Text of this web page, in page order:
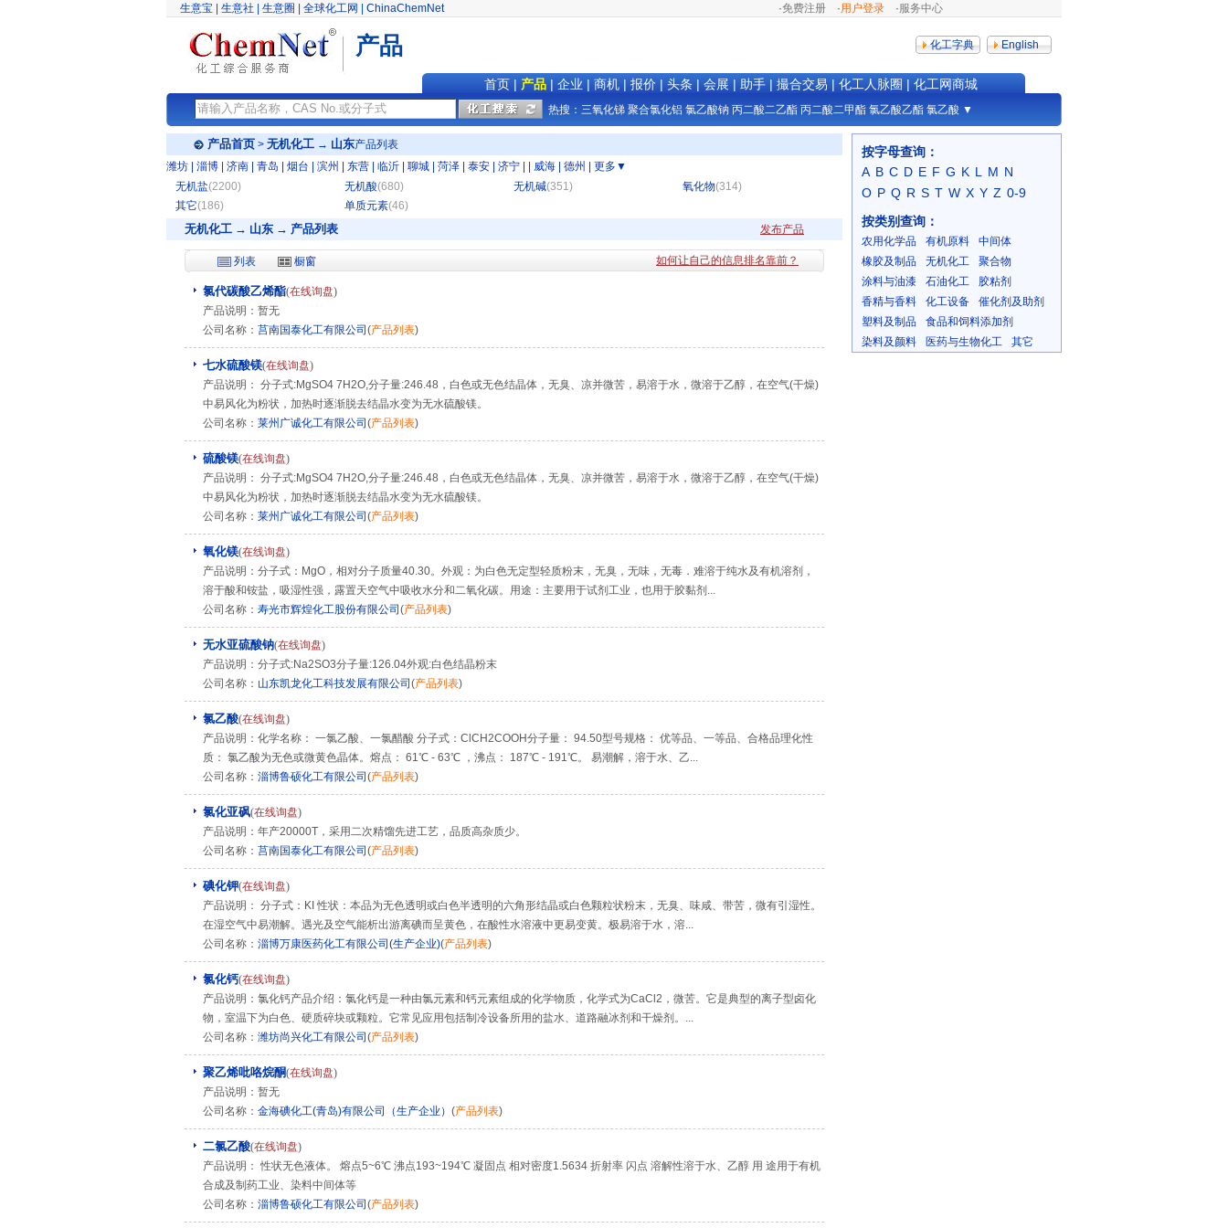
生意宝 生意社 生意圈 全球化工网 ChinaChemNet ·免费注册 ·用户登录 ·服务中心
产品 化工字典 English
首页| 产品| 企业 | 商机| 报价| 头条 | 会展 | 助手| 撮合交易 | 化工人脉圈 | 化工网商城
热搜： 三氧化锑 聚合氯化铝 氯乙酸钠 丙二酸二乙酯 丙二酸二甲酯 氯乙酸乙酯 氯乙酸 ▼
产品首页 > 无机化工 → 山东产品列表
潍坊
淄博 济南 青岛 烟台 滨州 东营 临沂 聊城 菏泽 泰安 济宁 威海 德州
更多▼
无机盐(2200) 无机酸(680) 无机碱(351) 氧化物(314)
其它(186) 单质元素(46)
无机化工 → 山东 → 产品列表 发布产品
列表 橱窗 如何让自己的信息排名靠前？
氯代碳酸乙烯酯(在线询盘)
产品说明：暂无
公司名称： 莒南国泰化工有限公司 (产品列表)
七水硫酸镁(在线询盘)
产品说明： 分子式:MgSO4 7H2O,分子量:246.48，白色或无色结晶体，无臭、凉并微苦，易溶于水，微溶于乙醇，在空气(干燥)
中易风化为粉状，加热时逐渐脱去结晶水变为无水硫酸镁。
公司名称： 莱州广诚化工有限公司 (产品列表)
硫酸镁(在线询盘)
产品说明： 分子式:MgSO4 7H2O,分子量:246.48，白色或无色结晶体，无臭、凉并微苦，易溶于水，微溶于乙醇，在空气(干燥)
中易风化为粉状，加热时逐渐脱去结晶水变为无水硫酸镁。
公司名称： 莱州广诚化工有限公司 (产品列表)
氧化镁(在线询盘)
产品说明：分子式：MgO，相对分子质量40.30。外观：为白色无定型轻质粉末，无臭，无味，无毒．难溶于纯水及有机溶剂，
溶于酸和铵盐，吸湿性强，露置天空气中吸收水分和二氧化碳。用途：主要用于试剂工业，也用于胶黏剂...
公司名称： 寿光市辉煌化工股份有限公司 (产品列表)
无水亚硫酸钠(在线询盘)
产品说明：分子式:Na2SO3分子量:126.04外观:白色结晶粉末
公司名称： 山东凯龙化工科技发展有限公司 (产品列表)
氯乙酸(在线询盘)
产品说明：化学名称： 一氯乙酸、一氯醋酸 分子式：ClCH2COOH分子量： 94.50型号规格： 优等品、一等品、合格品理化性
质： 氯乙酸为无色或微黄色晶体。熔点： 61℃ - 63℃ ，沸点： 187℃ - 191℃。 易潮解，溶于水、乙...
公司名称： 淄博鲁硕化工有限公司 (产品列表)
氯化亚砜(在线询盘)
产品说明：年产20000T，采用二次精馏先进工艺，品质高杂质少。
公司名称： 莒南国泰化工有限公司 (产品列表)
碘化钾(在线询盘)
产品说明： 分子式：KI 性状：本品为无色透明或白色半透明的六角形结晶或白色颗粒状粉末，无臭、味咸、带苦，微有引湿性。
在湿空气中易潮解。遇光及空气能析出游离碘而呈黄色，在酸性水溶液中更易变黄。极易溶于水，溶...
公司名称： 淄博万康医药化工有限公司(生产企业)(产品列表)
氯化钙(在线询盘)
产品说明：氯化钙产品介绍：氯化钙是一种由氯元素和钙元素组成的化学物质，化学式为CaCl2，微苦。它是典型的离子型卤化
物，室温下为白色、硬质碎块或颗粒。它常见应用包括制冷设备所用的盐水、道路融冰剂和干燥剂。...
公司名称： 潍坊尚兴化工有限公司 (产品列表)
聚乙烯吡咯烷酮(在线询盘)
产品说明：暂无
公司名称： 金海碘化工(青岛)有限公司（生产企业） (产品列表)
二氯乙酸(在线询盘)
产品说明： 性状无色液体。 熔点5~6℃ 沸点193~194℃ 凝固点 相对密度1.5634 折射率 闪点 溶解性溶于水、乙醇 用 途用于有机
合成及制药工业、染料中间体等
公司名称： 淄博鲁硕化工有限公司 (产品列表)
按字母查询：
A B C D E F G K L M N
O P Q R S T W X Y Z 0-9
按类别查询：
农用化学品 有机原料
中间体
橡胶及制品
无机化工
聚合物
涂料与油漆
石油化工
胶粘剂
香精与香料
化工设备
催化剂及助剂
塑料及制品
食品和饲料添加剂
染料及颜料
医药与生物化工 其它